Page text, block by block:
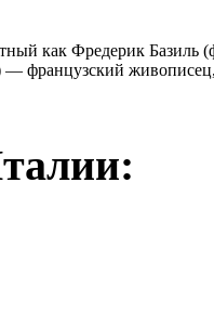
как Фредерик Базиль
— французский